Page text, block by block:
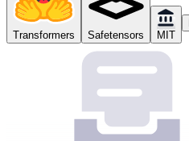
Transformers Safetensors MIT